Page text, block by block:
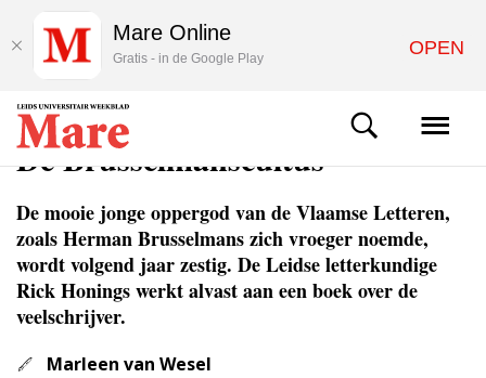
ACHTERGROND
De Brusselmanscultus
De mooie jonge oppergod van de Vlaamse Letteren,
zoals Herman Brusselmans zich vroeger noemde,
wordt volgend jaar zestig. De Leidse letterkundige
Rick Honings werkt alvast aan een boek over de
veelschrijver.
Marleen van Wesel
Mare Online
Gratis - in de Google Play OPEN